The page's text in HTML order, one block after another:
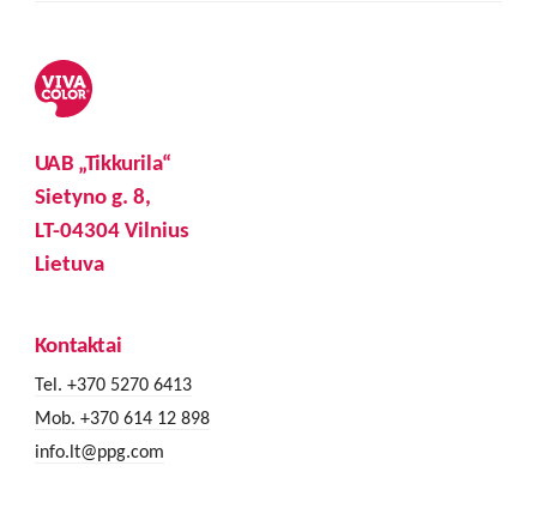
UAB „Tikkurila“
Sietyno g. 8,
LT-04304 Vilnius
Lietuva
Kontaktai
Tel. +370 5270 6413
Mob. +370 614 12 898
info.lt@ppg.com